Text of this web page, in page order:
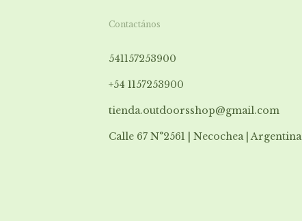
Contactános
541157253900
+54 1157253900
tienda.outdoorsshop@gmail.com
Calle 67 N°2561 | Necochea | Argentina